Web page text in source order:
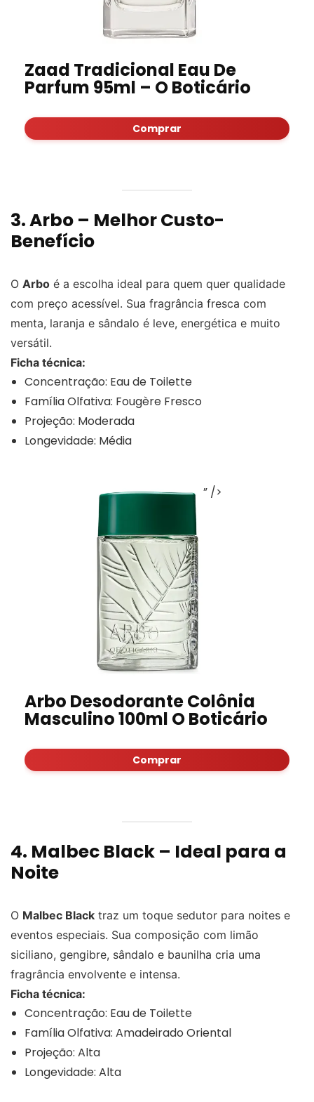
Zaad Tradicional Eau De
Parfum 95ml – O Boticário
Comprar
3. Arbo – Melhor Custo-
Benefício
O Arbo é a escolha ideal para quem quer qualidade
com preço acessível. Sua fragrância fresca com
menta, laranja e sândalo é leve, energética e muito
versátil.
Ficha técnica:
Concentração: Eau de Toilette
Família Olfativa: Fougère Fresco
Projeção: Moderada
Longevidade: Média
” />
Arbo Desodorante Colônia
Masculino 100ml O Boticário
Comprar
4. Malbec Black – Ideal para a
Noite
O Malbec Black traz um toque sedutor para noites e
eventos especiais. Sua composição com limão
siciliano, gengibre, sândalo e baunilha cria uma
fragrância envolvente e intensa.
Ficha técnica:
Concentração: Eau de Toilette
Família Olfativa: Amadeirado Oriental
Projeção: Alta
Longevidade: Alta